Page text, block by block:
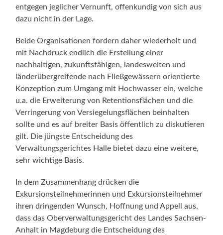
entgegen jeglicher Vernunft, offenkundig von sich aus
dazu nicht in der Lage.
Beide Organisationen fordern daher wiederholt und
mit Nachdruck endlich die Erstellung einer
nachhaltigen, zukunftsfähigen, landesweiten und
länderübergreifende nach Fließgewässern orientierte
Konzeption zum Umgang mit Hochwasser ein, welche
u.a. die Erweiterung von Retentionsflächen und die
Verringerung von Versiegelungsflächen beinhalten
sollte und es auf breiter Basis öffentlich zu diskutieren
gilt. Die jüngste Entscheidung des
Verwaltungsgerichtes Halle bietet dazu eine weitere,
sehr wichtige Basis.
In dem Zusammenhang drücken die
Exkursionsteilnehmerinnen und Exkursionsteilnehmer
ihren dringenden Wunsch, Hoffnung und Appell aus,
dass das Oberverwaltungsgericht des Landes Sachsen-
Anhalt in Magdeburg die Entscheidung des